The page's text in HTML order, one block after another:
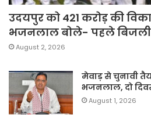
उदयपुर को 421 करोड़ की
भजनलाल बोले- पहले
August 2, 2026
मेवाड़ से चुनावी
भजनलाल, दो
August 1, 2026